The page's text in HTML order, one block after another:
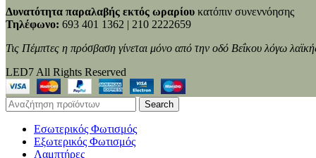
Δυνατότητα παραλαβής εκτός ωραρίου κατόπιν συνεννόησης
Τηλέφωνο: 693 401 1362 | 210 2222659
Τις Πέμπτες η πρόσβαση γίνεται μόνο από την οδό Βεΐκου λόγω
LED7 All Rights Reserved
Search
Εσωτερικός Φωτισμός
Εξωτερικός Φωτισμός
Λαμπτήρες